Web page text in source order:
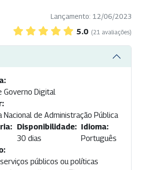
Lançamento: 12/06/2023
5.0 (21 avaliações)
Governo Digital
Nacional de Administração Pública
Disponibilidade:
30 dias
Idioma:
Português
públicos ou políticas